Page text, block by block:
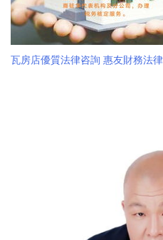
瓦房店優質法律咨詢 惠友財務法